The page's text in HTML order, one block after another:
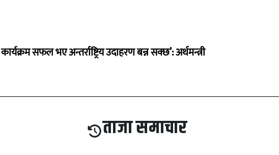
कार्यक्रम सफल भए अन्तर्राष्ट्रिय उदाहरण बन्न सक्छ’: अर्थमन्त्री
ताजा समाचार